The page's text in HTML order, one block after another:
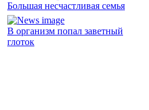
Большая несчастливая семья
В организм попал заветный
глоток